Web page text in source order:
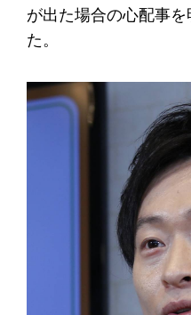
が出た場合の心配事
た。